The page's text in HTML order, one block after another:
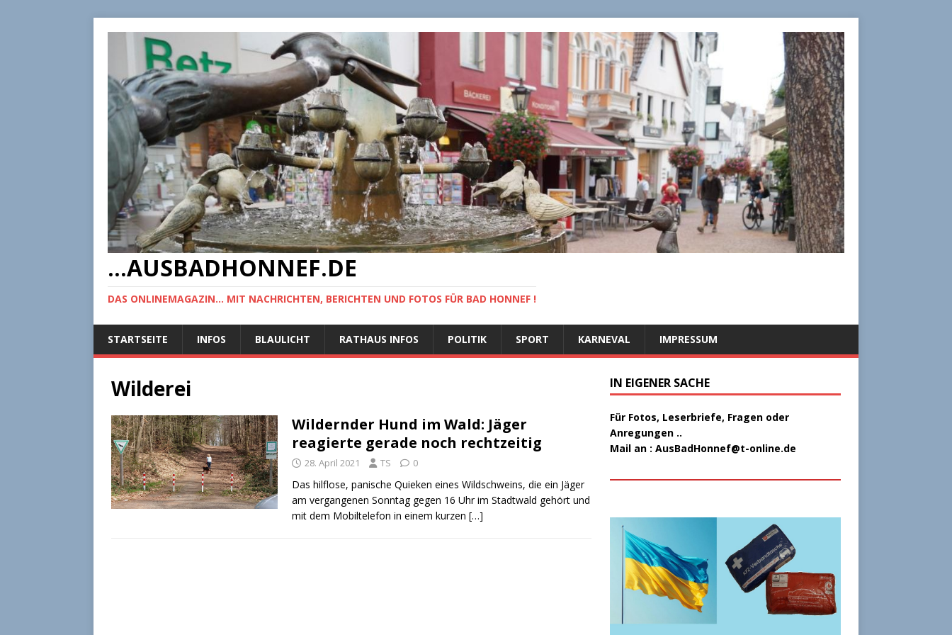
...AUSBADHONNEF.DE
DAS ONLINEMAGAZIN... MIT NACHRICHTEN, BERICHTEN UND FOTOS FÜR BAD HONNEF !
STARTSEITE INFOS BLAULICHT RATHAUS INFOS POLITIK SPORT KARNEVAL IMPRESSUM
Wilderei
Wildernder Hund im Wald: Jäger
reagierte gerade noch rechtzeitig
28. April 2021 TS 0
Das hilflose, panische Quieken eines Wildschweins, die ein Jäger
am vergangenen Sonntag gegen 16 Uhr im Stadtwald gehört und
mit dem Mobiltelefon in einem kurzen […]
IN EIGENER SACHE
Für Fotos, Leserbriefe, Fragen oder
Anregungen ..
Mail an : AusBadHonnef@t-online.de